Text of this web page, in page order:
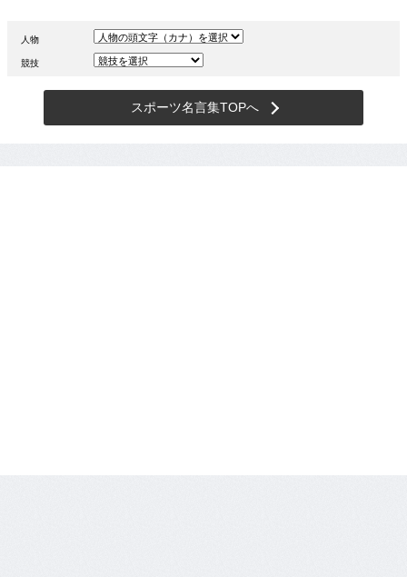
人物
競技
スポーツ名言集TOPへ